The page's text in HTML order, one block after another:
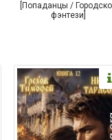
[Попаданцы /
фэнтези]